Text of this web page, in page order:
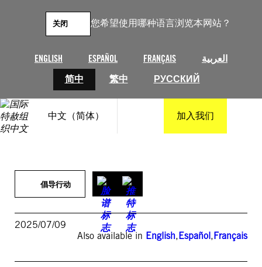
您希望使用哪种语言浏览本网站？
ENGLISH ESPAÑOL FRANÇAIS
العربية
简中
繁中 РУССКИЙ
关闭
中文（简体） 加入我们
倡导行动
2025/07/09
Also available in English,Español,Français